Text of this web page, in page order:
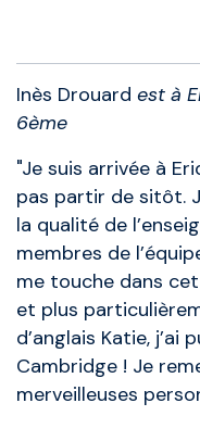
Inès Drouard est à
6ème
"Je suis arrivée à
pas partir de sitôt.
la qualité de
membres de
me touche dans
et plus
d’anglais Katie, j’ai
Cambridge ! Je
merveilleuses